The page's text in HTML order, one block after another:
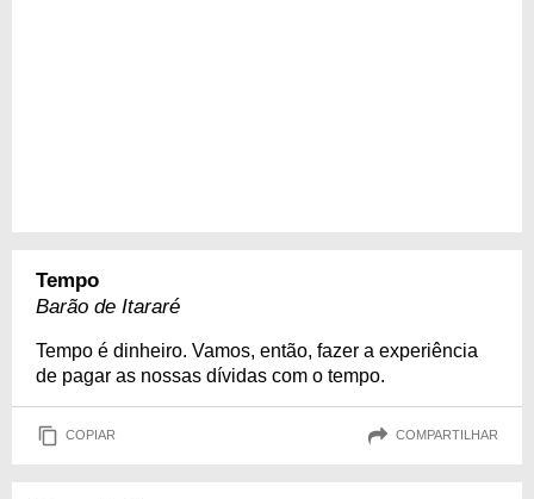
Tempo
Barão de Itararé
Tempo é dinheiro. Vamos, então, fazer a experiência
de pagar as nossas dívidas com o tempo.
COPIAR COMPARTILHAR